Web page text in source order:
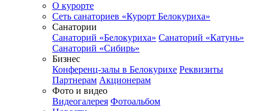
О курорте
Сеть санаториев «Курорт Белокуриха»
Санатории
Санаторий «Белокуриха» Санаторий «Катунь»
Санаторий «Сибирь»
Бизнес
Конференц-залы в Белокурихе Реквизиты
Партнерам Акционерам
Фото и видео
Видеогалерея Фотоальбом